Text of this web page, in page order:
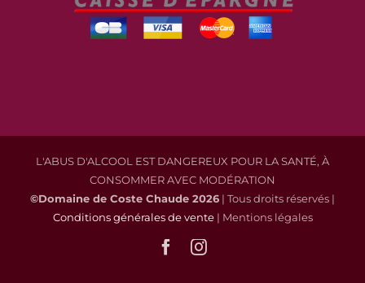
L'ABUS D'ALCOOL EST DANGEREUX POUR LA SANTÉ, À
CONSOMMER AVEC MODÉRATION
©Domaine de Coste Chaude 2026 | Tous droits réservés |
Conditions générales de vente| Mentions légales
FacebookInstagram